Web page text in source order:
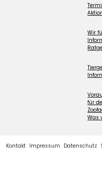
Wir
für
Was
Kontakt Impressum Datenschutz